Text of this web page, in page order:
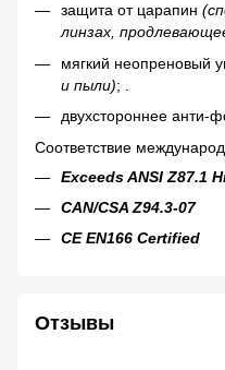
защита от царапин
линзах,
мягкий неопреновый
и пыли);
двухстороннее анти-
Соответствие
Exceeds ANSI Z87.1
CAN/CSA Z94.3-07
CE EN166 Certified
Отзывы